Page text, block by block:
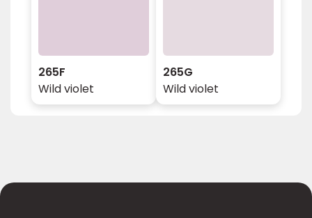
265F
Wild violet
265G
Wild violet